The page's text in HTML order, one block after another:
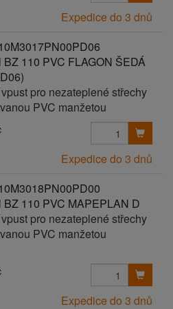
Expedice do 3 dnů
BZ 110 PVC FLAGON ŠEDÁ
pro nezateplené střechy
PVC manžetou
Expedice do 3 dnů
BZ 110 PVC MAPEPLAN D
pro nezateplené střechy
PVC manžetou
Expedice do 3 dnů